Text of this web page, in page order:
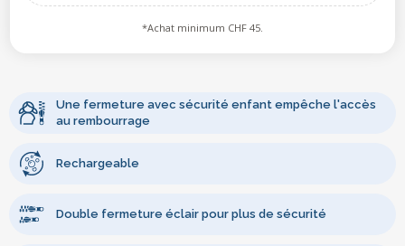
*Achat minimum CHF 45.
Une fermeture avec sécurité enfant empêche l'accès
au rembourrage
Rechargeable
Double fermeture éclair pour plus de sécurité